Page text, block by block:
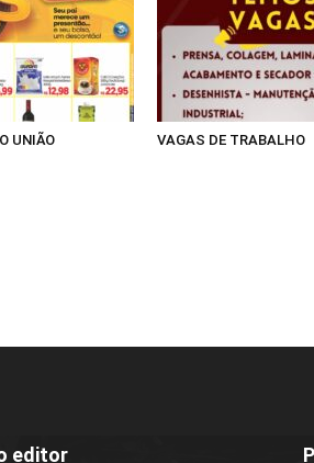
UNIÃO VAGAS DE TRABALHO
editor